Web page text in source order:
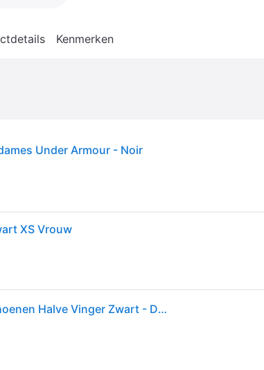
Kenmerken
Under Armour - Noir
XS Vrouw
Under Armour - Training Handschoenen Halve Vinger Zwart - Dames - Accessoires - Zwart - Maat: S Fleece